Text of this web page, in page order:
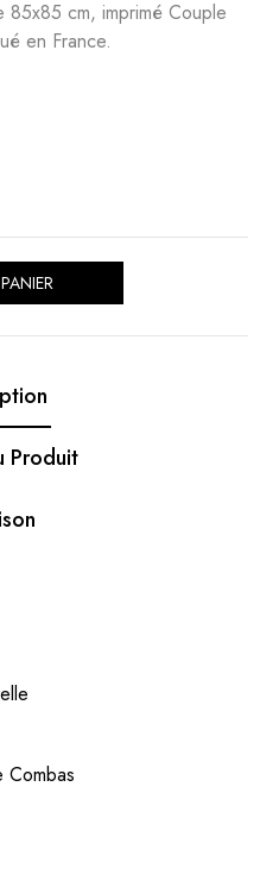
cm, imprimé Couple
en France.
Produit